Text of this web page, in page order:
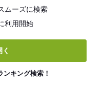
ムーズに検索
利用開始
ンキング検索！